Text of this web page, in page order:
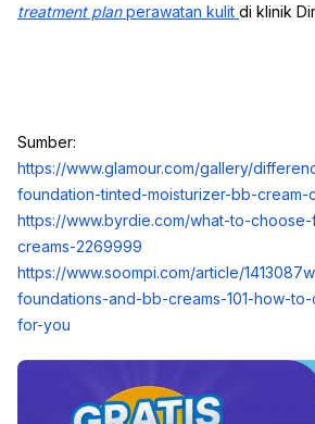
treatment planperawatan kulit di klinik
Sumber:
https://www.glamour.com/gallery/
foundation-tinted-moisturizer-bb-cream-
https://www.byrdie.com/what-to-
creams-2269999
https://www.soompi.com/article/
foundations-and-bb-creams-101-how-
for-you